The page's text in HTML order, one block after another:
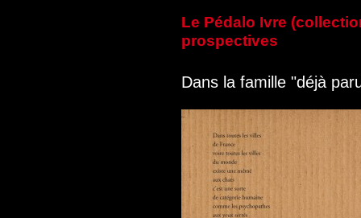
Le Pédalo Ivre
prospectives
Dans la famille "déjà